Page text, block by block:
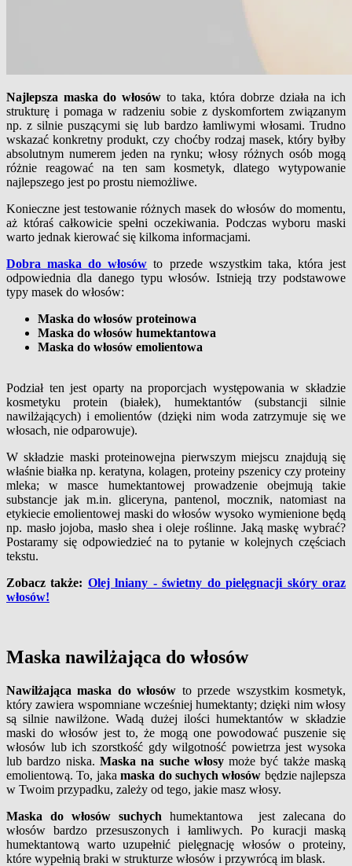
Najlepsza maska do włosów to taka, która dobrze działa na ich
strukturę i pomaga w radzeniu sobie z dyskomfortem związanym
np. z silnie puszącymi się lub bardzo łamliwymi włosami. Trudno
wskazać konkretny produkt, czy choćby rodzaj masek, który byłby
absolutnym numerem jeden na rynku; włosy różnych osób mogą
różnie reagować na ten sam kosmetyk, dlatego wytypowanie
najlepszego jest po prostu niemożliwe.
Konieczne jest testowanie różnych masek do włosów do momentu,
aż któraś całkowicie spełni oczekiwania. Podczas wyboru maski
warto jednak kierować się kilkoma informacjami.
Dobra maska do włosów to przede wszystkim taka, która jest
odpowiednia dla danego typu włosów. Istnieją trzy podstawowe
typy masek do włosów:
Maska do włosów proteinowa
Maska do włosów humektantowa
Maska do włosów emolientowa
Podział ten jest oparty na proporcjach występowania w składzie
kosmetyku protein (białek), humektantów (substancji silnie
nawilżających) i emolientów (dzięki nim woda zatrzymuje się we
włosach, nie odparowuje).
W składzie maski proteinowejna pierwszym miejscu znajdują się
właśnie białka np. keratyna, kolagen, proteiny pszenicy czy proteiny
mleka; w masce humektantowej prowadzenie obejmują takie
substancje jak m.in. gliceryna, pantenol, mocznik, natomiast na
etykiecie emolientowej maski do włosów wysoko wymienione będą
np. masło jojoba, masło shea i oleje roślinne. Jaką maskę wybrać?
Postaramy się odpowiedzieć na to pytanie w kolejnych częściach
tekstu.
Zobacz także: Olej lniany - świetny do pielęgnacji skóry oraz
włosów!
Maska nawilżająca do włosów
Nawilżająca maska do włosów to przede wszystkim kosmetyk,
który zawiera wspomniane wcześniej humektanty; dzięki nim włosy
są silnie nawilżone. Wadą dużej ilości humektantów w składzie
maski do włosów jest to, że mogą one powodować puszenie się
włosów lub ich szorstkość gdy wilgotność powietrza jest wysoka
lub bardzo niska. Maska na suche włosymoże być także maską
emolientową. To, jakamaska do suchych włosów będzie najlepsza
w Twoim przypadku, zależy od tego, jakie masz włosy.
Maska do włosów suchych humektantowa jest zalecana do
włosów bardzo przesuszonych i łamliwych. Po kuracji maską
humektantową warto uzupełnić pielęgnację włosów o proteiny,
które wypełnią braki w strukturze włosów i przywrócą im blask.